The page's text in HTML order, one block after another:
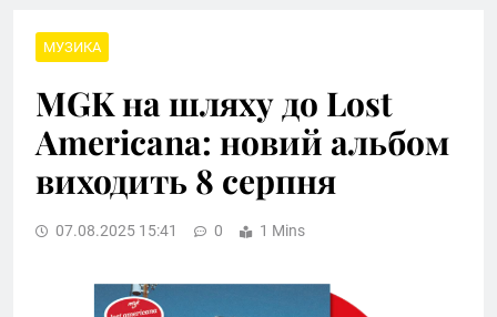
МУЗИКА
MGK на шляху до Lost
Americana: новий альбом
виходить 8 серпня
07.08.2025 15:41 0 1 Mins